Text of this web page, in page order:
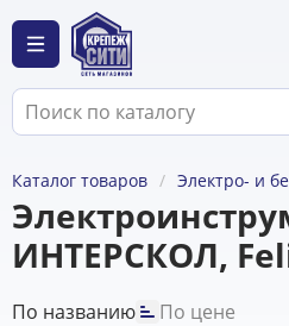
Каталог товаров Электро- и
ИНТЕРСКОЛ,
По названию
По цене